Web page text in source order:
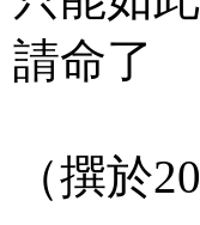
請命了
（撰於